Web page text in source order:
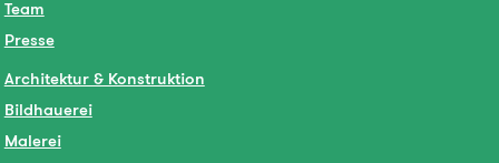
Team
Presse
Architektur & Konstruktion
Bildhauerei
Malerei